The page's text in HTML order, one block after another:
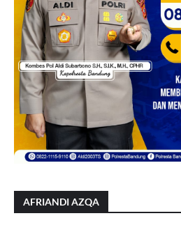
AFRIANDI AZQA